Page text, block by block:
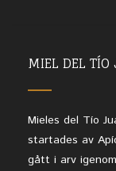
MIEL DEL TÍO
Mieles del Tío
startades av
gått i arv